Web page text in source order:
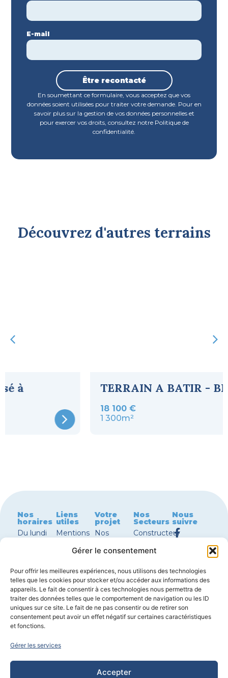
Gérer le consentement
Pour offrir les meilleures expériences, nous utilisons des technologies
telles que les cookies pour stocker et/ou accéder aux informations des
appareils. Le fait de consentir à ces technologies nous permettra de
traiter des données telles que le comportement de navigation ou les ID
uniques sur ce site. Le fait de ne pas consentir ou de retirer son
consentement peut avoir un effet négatif sur certaines caractéristiques
et fonctions.
Gérer les services
Accepter
E-mail
Être recontacté
En soumettant ce formulaire, vous acceptez que vos
données soient utilisées pour traiter votre demande. Pour en
savoir plus sur la gestion de vos données personnelles et
pour exercer vos droits, consultez notre Politique de
confidentialité.
Découvrez d'autres terrains
TERRAIN A BATIR - BRANTOME
18 100 €
1 300m²
Nos
horaires
Du lundi
13h30 –
18h00
Vendredi
8h30 –
12h00 |
14h00 –
Liens
utiles
Mentions
Nous
Garanties
de
constructions
Réglementations
environnementales
Votre
projet
Nos
vendre
maisons à
vendre
avec
terrain
Nos plans
maison
Nos
Secteurs
Constructeur
Périgueux
maison
Bergerac
Constructeur
maison
Sarlat
Constructeur
Nous
suivre